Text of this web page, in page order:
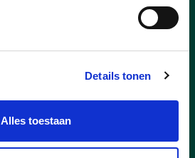
Details tonen
Alles toestaan
STEIN VOET
TINE GIELIS